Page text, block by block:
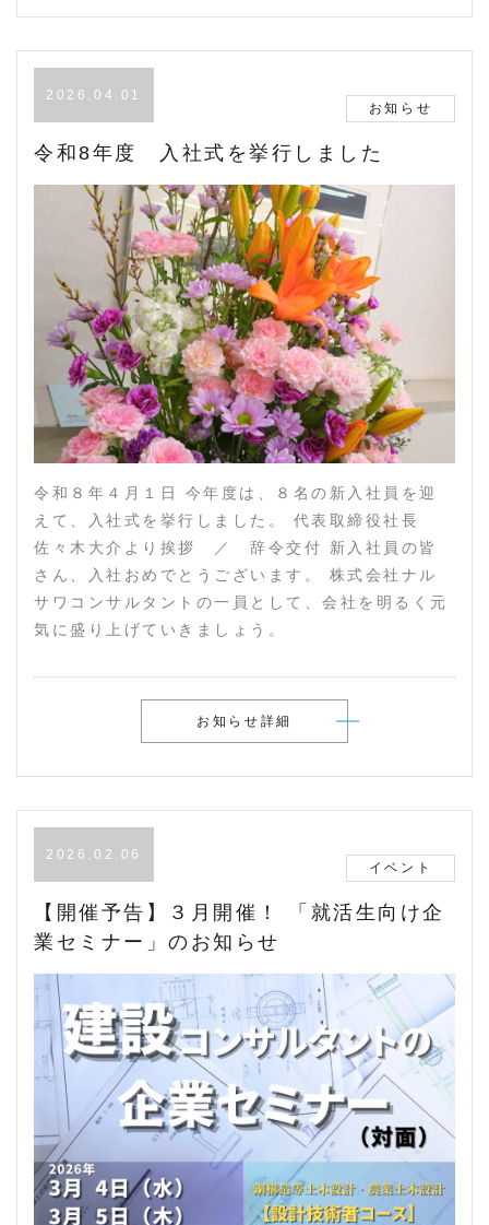
2026.04.01
お知らせ
令和8年度 入社式を挙行しました
令和８年４月１日 今年度は、８名の新入社員を迎
えて、入社式を挙行しました。 代表取締役社長
佐々木大介より挨拶 ／ 辞令交付 新入社員の皆
さん、入社おめでとうございます。 株式会社ナル
サワコンサルタントの一員として、会社を明るく元
気に盛り上げていきましょう。
お知らせ詳細
2026.02.06
イベント
【開催予告】３月開催！ 「就活生向け企
業セミナー」のお知らせ